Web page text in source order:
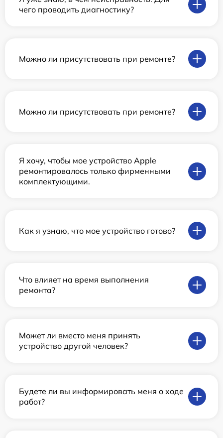
чего проводить диагностику?
Можно ли присутствовать при ремонте?
Можно ли присутствовать при ремонте?
Я хочу, чтобы мое устройство Apple
ремонтировалось только фирменными
комплектующими.
Как я узнаю, что мое устройство готово?
Что влияет на время выполнения
ремонта?
Может ли вместо меня принять
устройство другой человек?
Будете ли вы информировать меня о ходе
работ?